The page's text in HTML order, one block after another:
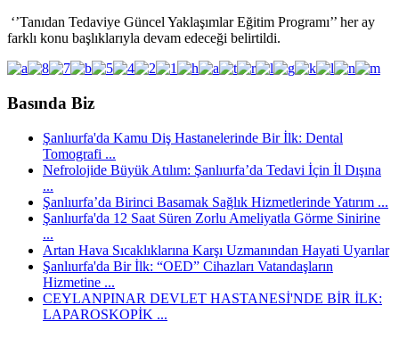
‘’Tanıdan Tedaviye Güncel Yaklaşımlar Eğitim Programı’’ her ay
farklı konu başlıklarıyla devam edeceği belirtildi.
Basında Biz
Şanlıurfa'da Kamu Diş Hastanelerinde Bir İlk: Dental
Tomografi ...
Nefrolojide Büyük Atılım: Şanlıurfa’da Tedavi İçin İl Dışına
...
Şanlıurfa’da Birinci Basamak Sağlık Hizmetlerinde Yatırım ...
Şanlıurfa'da 12 Saat Süren Zorlu Ameliyatla Görme Sinirine
...
Artan Hava Sıcaklıklarına Karşı Uzmanından Hayati Uyarılar
Şanlıurfa'da Bir İlk: “OED” Cihazları Vatandaşların
Hizmetine ...
CEYLANPINAR DEVLET HASTANESİ'NDE BİR İLK:
LAPAROSKOPİK ...